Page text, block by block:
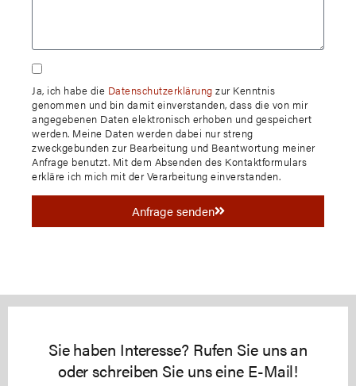
Ja, ich habe die Datenschutzerklärung zur Kenntnis
genommen und bin damit einverstanden, dass die von mir
angegebenen Daten elektronisch erhoben und gespeichert
werden. Meine Daten werden dabei nur streng
zweckgebunden zur Bearbeitung und Beantwortung meiner
Anfrage benutzt. Mit dem Absenden des Kontaktformulars
erkläre ich mich mit der Verarbeitung einverstanden.
Anfrage senden
Sie haben Interesse? Rufen Sie uns an
oder schreiben Sie uns eine E-Mail!